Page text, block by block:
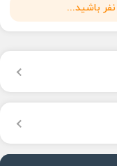
باشید...